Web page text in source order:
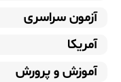
آزمون سراسری
آمریکا
آموزش و پرورش